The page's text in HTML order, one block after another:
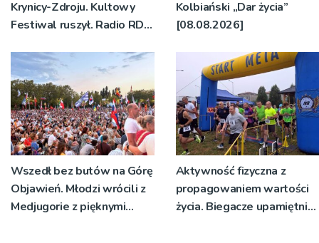
Krynicy-Zdroju. Kultowy
Festiwal ruszył. Radio RDN
żywo [ZDJĘCIA]
Kolbiański „Dar życia”
[08.08.2026]
Wszedł bez butów na Górę
Objawień. Młodzi wrócili z
Medjugorie z pięknymi
Aktywność fizyczna z
propagowaniem wartości
życia. Biegacze upamiętnili